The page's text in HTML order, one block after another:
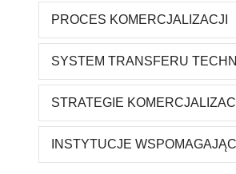
PROCES KOMERCJALIZACJI
SYSTEM TRANSFERU
STRATEGIE
INSTYTUCJE